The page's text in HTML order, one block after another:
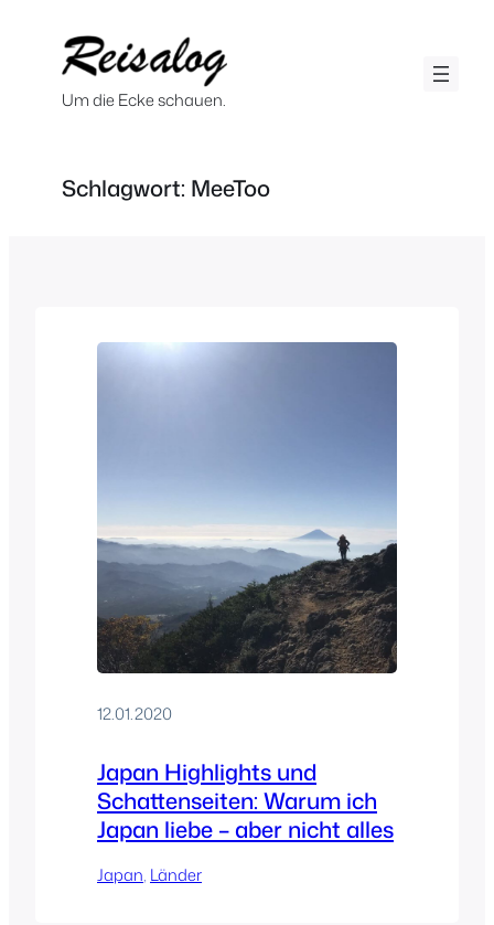
springenUm die Ecke schauen.
Schlagwort: MeeToo
12.01.2020
Japan Highlights und
Schattenseiten: Warum ich
Japan liebe – aber nicht alles
Japan, Länder